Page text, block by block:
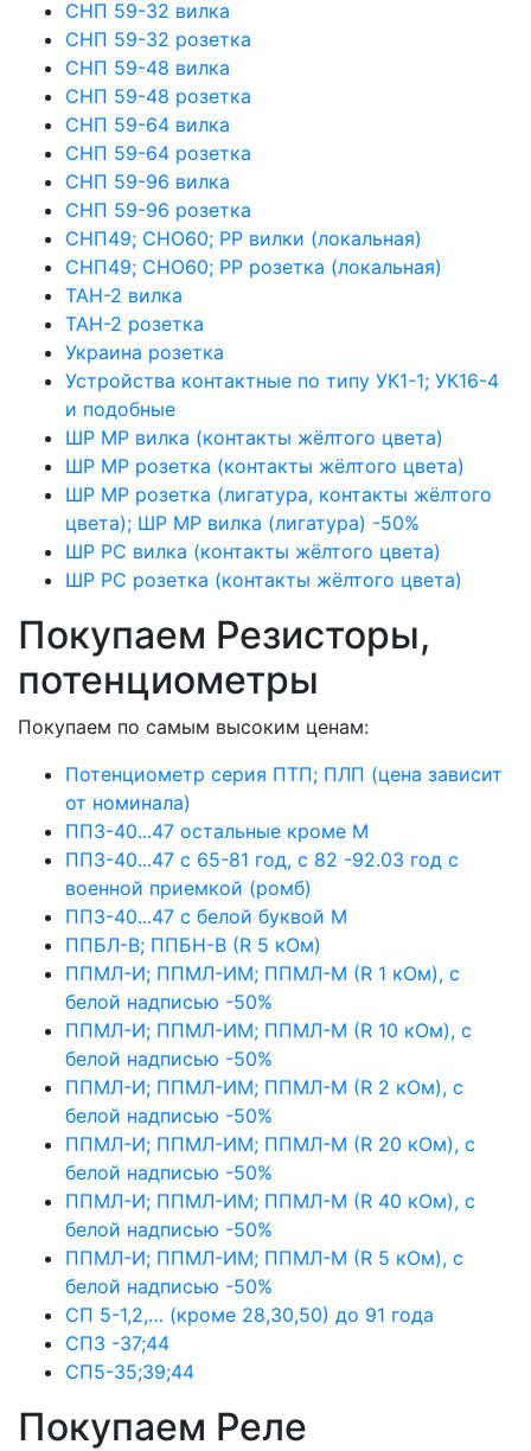
СНП 59-32 вилка
СНП 59-32 розетка
СНП 59-48 вилка
СНП 59-48 розетка
СНП 59-64 вилка
СНП 59-64 розетка
СНП 59-96 вилка
СНП 59-96 розетка
СНП49; СНО60; РР вилки (локальная)
СНП49; СНО60; РР розетка (локальная)
ТАН-2 вилка
ТАН-2 розетка
Украина розетка
Устройства контактные по типу УК1-1; УК16-4
и подобные
ШР МР вилка (контакты жёлтого цвета)
ШР МР розетка (контакты жёлтого цвета)
ШР МР розетка (лигатура, контакты жёлтого
цвета); ШР МР вилка (лигатура) -50%
ШР РС вилка (контакты жёлтого цвета)
ШР РС розетка (контакты жёлтого цвета)
Покупаем Резисторы,
потенциометры
Покупаем по самым высоким ценам:
Потенциометр серия ПТП; ПЛП (цена зависит
от номинала)
ПП3-40...47 остальные кроме М
ПП3-40...47 с 65-81 год, с 82 -92.03 год с
военной приемкой (ромб)
ПП3-40...47 с белой буквой М
ППБЛ-В; ППБН-В (R 5 кОм)
ППМЛ-И; ППМЛ-ИМ; ППМЛ-М (R 1 кОм), с
белой надписью -50%
ППМЛ-И; ППМЛ-ИМ; ППМЛ-М (R 10 кОм), с
белой надписью -50%
ППМЛ-И; ППМЛ-ИМ; ППМЛ-М (R 2 кОм), с
белой надписью -50%
ППМЛ-И; ППМЛ-ИМ; ППМЛ-М (R 20 кОм), с
белой надписью -50%
ППМЛ-И; ППМЛ-ИМ; ППМЛ-М (R 40 кОм), с
белой надписью -50%
ППМЛ-И; ППМЛ-ИМ; ППМЛ-М (R 5 кОм), с
белой надписью -50%
СП 5-1,2,… (кроме 28,30,50) до 91 года
СП3 -37;44
СП5-35;39;44
Покупаем Реле